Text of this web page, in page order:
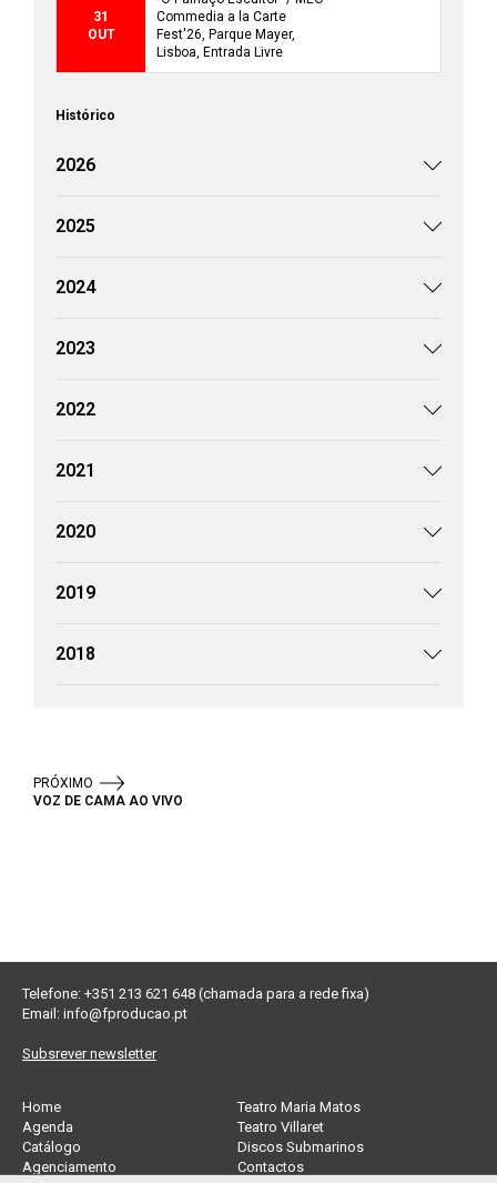
31
OUT
Commedia a la Carte
Fest'26, Parque Mayer,
Lisboa, Entrada Livre
Histórico
2026
2025
2024
2023
2022
2021
2020
2019
2018
PRÓXIMO
VOZ DE CAMA AO VIVO
Telefone: +351 213 621 648 (chamada para a rede fixa)
Email: info@fproducao.pt
Subsrever newsletter
Home
Agenda
Catálogo
Agenciamento
Teatro Maria Matos
Teatro Villaret
Discos Submarinos
Contactos